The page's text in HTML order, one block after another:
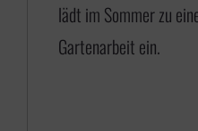
lädt im Sommer zu
Gartenarbeit ein.